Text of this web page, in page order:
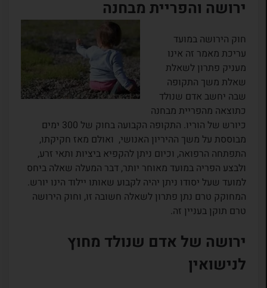
ירושה והפריית מבחנה
חוק הירושה במועד
עריכת מאמר זה אינו
מעניק פתרון לשאלת
שאלת משך התקופה
שבה יחשב אדם שנולד
כתוצאה מהפריית מבחנה
כיורש של הוריו. התקופה הקבועה בחוק של 300 ימים
מבוססת על משך ההיריון האנושי, ואולם מאז חקיקתו,
התפתחה הרפואה, וכיום ניתן להקפיא ביציות ותאי זרע,
ולבצע הפריה במועד מאוחר יותר, דבר המעלה שאלה ביחס
למועד שעל יסודו ניתן יהיה לקבוע שאותו יילוד הינו יורש.
המחוקק טרם נתן פתרון לשאלה חשובה זו, וחוק הירושה
טרם תוקן בעניין זה.
ירושה של אדם שנולד מחוץ
לנישואין